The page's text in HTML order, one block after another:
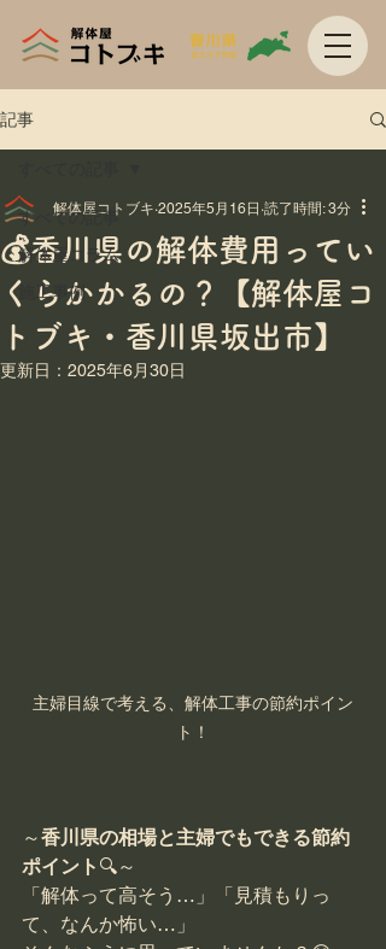
記事
すべての記事
解体屋コラム
施工事例
💰香川県の解体費用ってい
くらかかるの？【解体屋コ
トブキ・香川県坂出市】
解体屋コトブキ 2025年5月16日 読了時間: 3分
更新日： 2025年6月30日
主婦目線で考える、解体工事の節約ポイン
ト！
～香川県の相場と主婦でもできる節約
ポイント 🔍～
「解体って高そう…」「見積もりっ
て、なんか怖い…」